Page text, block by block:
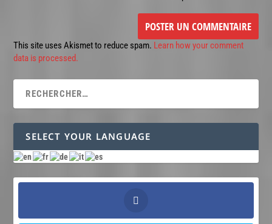
This site uses Akismet to reduce spam. Learn how your comment
data is processed.
SELECT YOUR LANGUAGE